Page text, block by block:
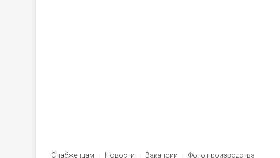
Снабженцам Новости Вакансии Фото производства